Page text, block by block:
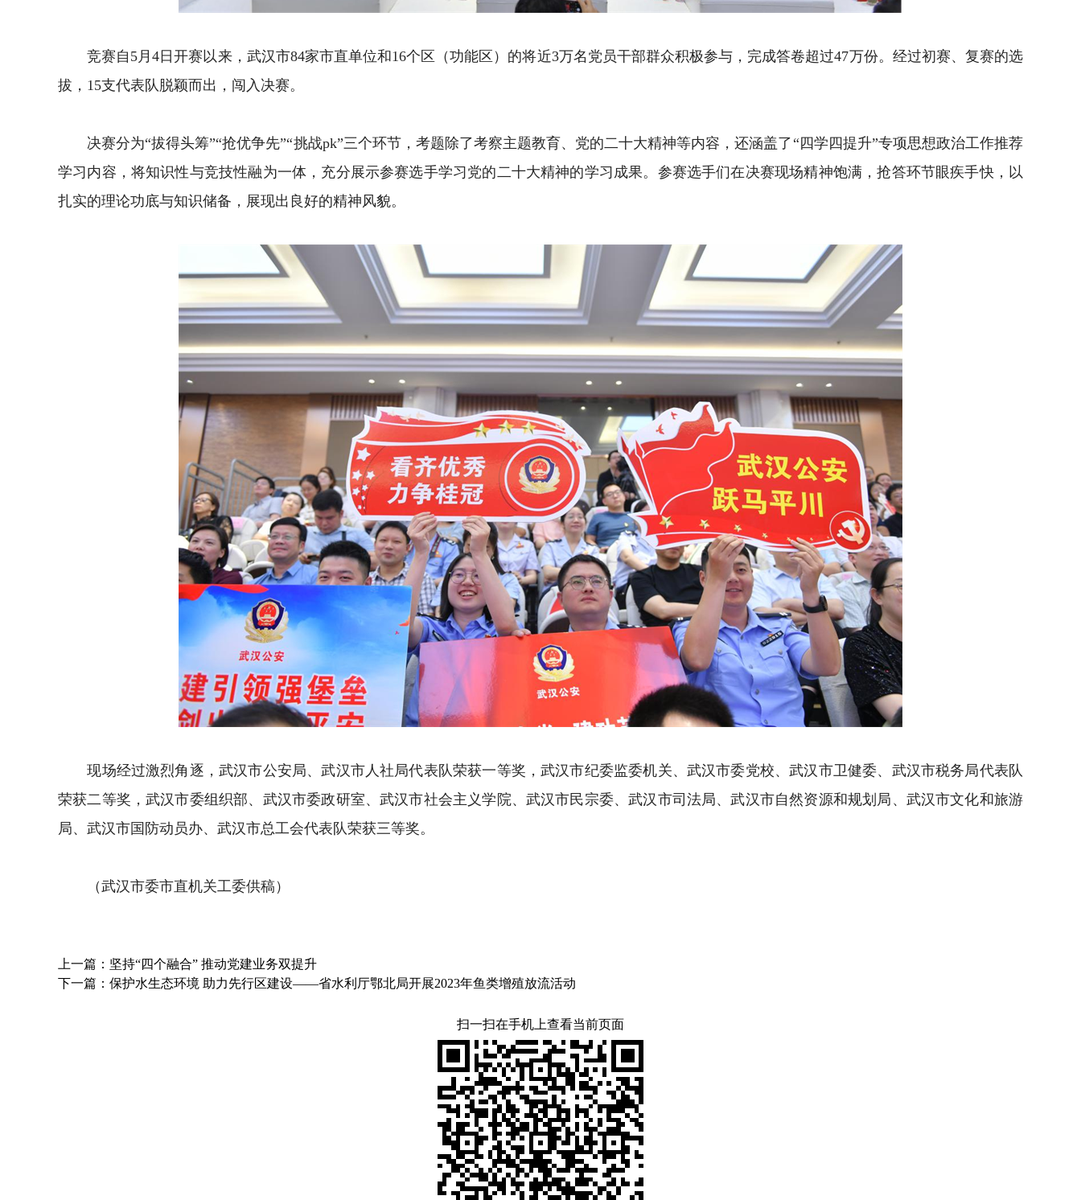
竞赛自5月4日开赛以来，武汉市84家市直单位和16个区（功能区）的将近3万名党员干部群众积极参与，完成答卷超过47万份。经过初赛、复赛的选
拔，15支代表队脱颖而出，闯入决赛。
决赛分为“拔得头筹”“抢优争先”“挑战pk”三个环节，考题除了考察主题教育、党的二十大精神等内容，还涵盖了“四学四提升”专项思想政治工作推荐
学习内容，将知识性与竞技性融为一体，充分展示参赛选手学习党的二十大精神的学习成果。参赛选手们在决赛现场精神饱满，抢答环节眼疾手快，以
扎实的理论功底与知识储备，展现出良好的精神风貌。
现场经过激烈角逐，武汉市公安局、武汉市人社局代表队荣获一等奖，武汉市纪委监委机关、武汉市委党校、武汉市卫健委、武汉市税务局代表队
荣获二等奖，武汉市委组织部、武汉市委政研室、武汉市社会主义学院、武汉市民宗委、武汉市司法局、武汉市自然资源和规划局、武汉市文化和旅游
局、武汉市国防动员办、武汉市总工会代表队荣获三等奖。
（武汉市委市直机关工委供稿）
上一篇：坚持“四个融合” 推动党建业务双提升
下一篇：保护水生态环境 助力先行区建设——省水利厅鄂北局开展2023年鱼类增殖放流活动
扫一扫在手机上查看当前页面